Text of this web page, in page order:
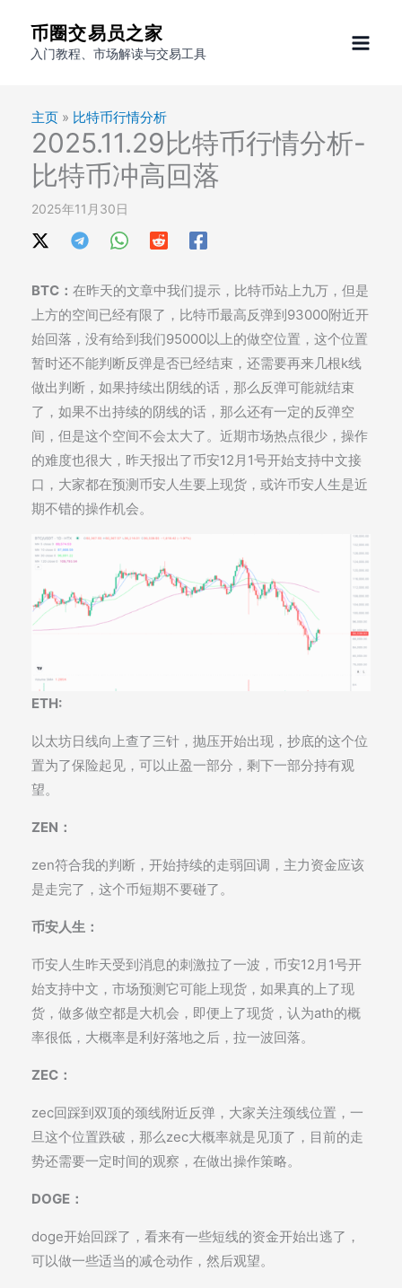
币圈交易员之家
入门教程、市场解读与交易工具
主页 » 比特币行情分析
2025.11.29比特币行情分析-
比特币冲高回落
2025年11月30日
BTC： 在昨天的文章中我们提示，比特币站上九万，但是
上方的空间已经有限了，比特币最高反弹到93000附近开
始回落，没有给到我们95000以上的做空位置，这个位置
暂时还不能判断反弹是否已经结束，还需要再来几根k线
做出判断，如果持续出阴线的话，那么反弹可能就结束
了，如果不出持续的阴线的话，那么还有一定的反弹空
间，但是这个空间不会太大了。近期市场热点很少，操作
的难度也很大，昨天报出了币安12月1号开始支持中文接
口，大家都在预测币安人生要上现货，或许币安人生是近
期不错的操作机会。
ETH:
以太坊日线向上查了三针，抛压开始出现，抄底的这个位
置为了保险起见，可以止盈一部分，剩下一部分持有观
望。
ZEN：
zen符合我的判断，开始持续的走弱回调，主力资金应该
是走完了，这个币短期不要碰了。
币安人生：
币安人生昨天受到消息的刺激拉了一波，币安12月1号开
始支持中文，市场预测它可能上现货，如果真的上了现
货，做多做空都是大机会，即便上了现货，认为ath的概
率很低，大概率是利好落地之后，拉一波回落。
ZEC：
zec回踩到双顶的颈线附近反弹，大家关注颈线位置，一
旦这个位置跌破，那么zec大概率就是见顶了，目前的走
势还需要一定时间的观察，在做出操作策略。
DOGE：
doge开始回踩了，看来有一些短线的资金开始出逃了，
可以做一些适当的减仓动作，然后观望。